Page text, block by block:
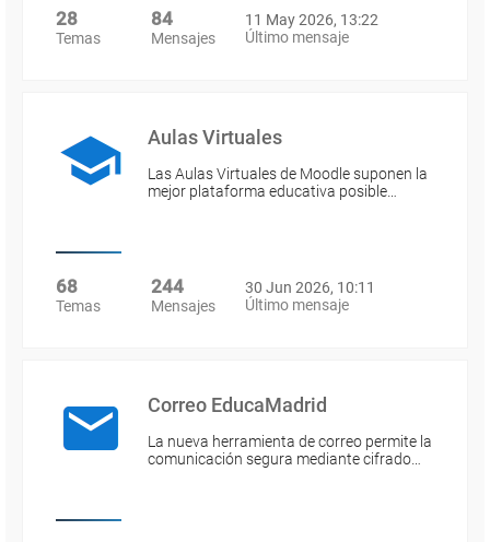
28
Temas
84
Mensajes
11 May 2026, 13:22
Último mensaje
Aulas Virtuales
Las Aulas Virtuales de Moodle suponen la
mejor plataforma educativa posible…
68
Temas
244
Mensajes
30 Jun 2026, 10:11
Último mensaje
Correo EducaMadrid
La nueva herramienta de correo permite la
comunicación segura mediante cifrado…